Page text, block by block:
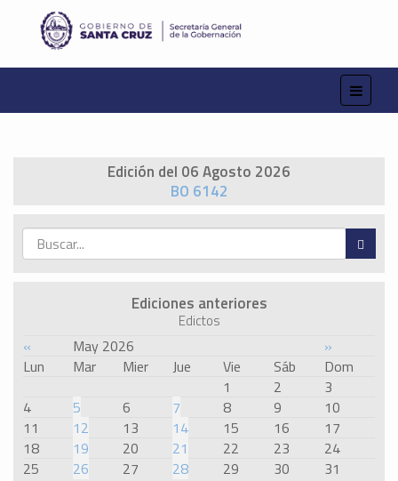
Edición del 06 Agosto 2026
BO 6142
Ediciones anteriores
Edictos
« May 2026
»
Lun
Mar Mier Jue Vie Sáb
Dom
1
2
3
4
5 6 7 8 9
10
11
12 13 14 15 16
17
18
19 20 21 22 23
24
25
26 27 28 29 30 31